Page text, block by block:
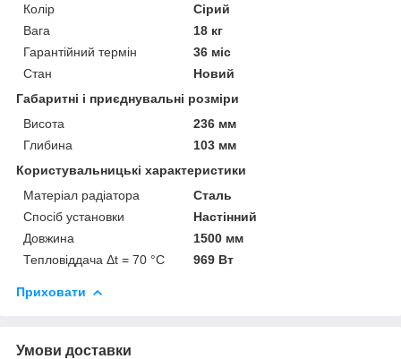
Колір
Сірий
Вага
18 кг
Гарантійний термін
36 міс
Стан
Новий
Габаритні і приєднувальні розміри
Висота
236 мм
Глибина
103 мм
Користувальницькі характеристики
Матеріал радіатора
Сталь
Спосіб установки
Настінний
Довжина
1500 мм
Тепловіддача Δt = 70 °C
969 Вт
Приховати
Умови доставки